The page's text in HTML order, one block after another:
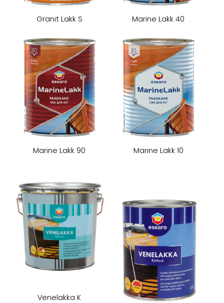
Granit Lakk S Marine Lakk 40
Marine Lakk 90 Marine Lakk 10
Venelakka K